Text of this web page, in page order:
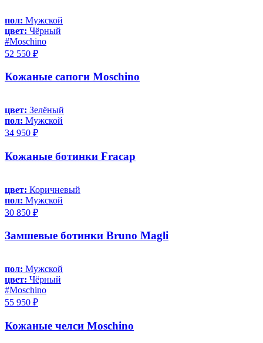
пол: Мужской
цвет: Чёрный
#Moschino
52 550 ₽
Кожаные сапоги Moschino
цвет: Зелёный
пол: Мужской
34 950 ₽
Кожаные ботинки Fracap
цвет: Коричневый
пол: Мужской
30 850 ₽
Замшевые ботинки Bruno Magli
пол: Мужской
цвет: Чёрный
#Moschino
55 950 ₽
Кожаные челси Moschino